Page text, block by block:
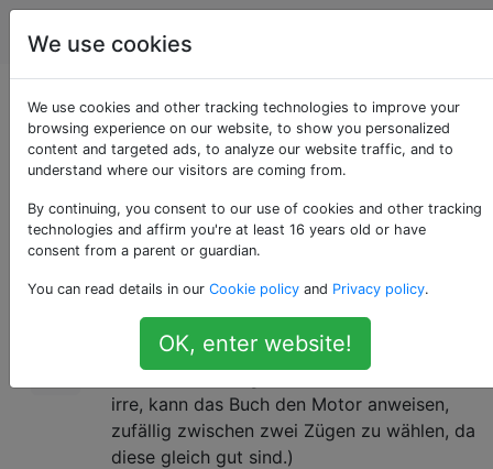
Schach
Zufälligkeit im
Motorspiel
11
Wenn ich zwei Engines dazu bringe, mit
wird dann jedes Mal das gleiche Spiel
resultieren? Wenn nicht, woher kommt die
Zufälligkeit im Motorspiel? (Vernachlässigen
Sie das Eröffnungsbuch. Wenn ich mich nicht
irre, kann das Buch den Motor anweisen,
zufällig zwischen zwei Zügen zu wählen, da
diese gleich gut sind.)
We use cookies
We use cookies and other tracking technologies to improve your
browsing experience on our website, to show you personalized
content and targeted ads, to analyze our website traffic, and to
understand where our visitors are coming from.
By continuing, you consent to our use of cookies and other tracking
technologies and affirm you're at least 16 years old or have
consent from a parent or guardian.
You can read details in our Cookie policy and Privacy policy.
OK, enter website!